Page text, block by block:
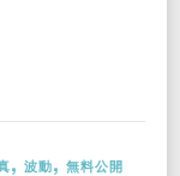
波動 無料公開